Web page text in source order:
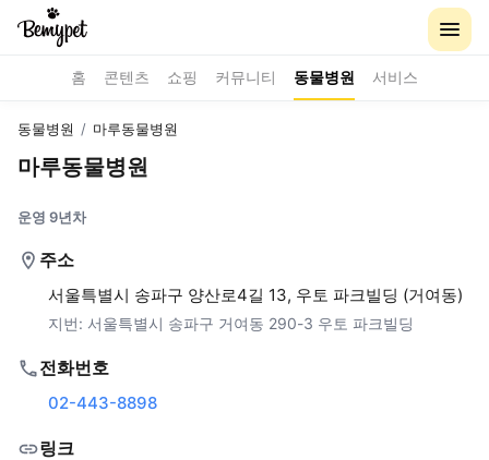
홈 콘텐츠 쇼핑 커뮤니티 동물병원 서비스
동물병원 / 마루동물병원
마루동물병원
운영 9년차
주소
서울특별시 송파구 양산로4길 13, 우토 파크빌딩 (거여동)
지번: 서울특별시 송파구 거여동 290-3 우토 파크빌딩
전화번호
02-443-8898
링크